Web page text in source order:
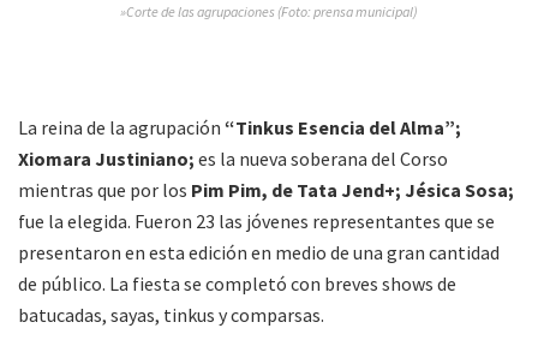
»Corte de las agrupaciones (Foto: prensa municipal)
La reina de la agrupación “Tinkus Esencia del Alma”;
Xiomara Justiniano; es la nueva soberana del Corso
mientras que por los Pim Pim, de Tata Jend+; Jésica Sosa;
fue la elegida. Fueron 23 las jóvenes representantes que se
presentaron en esta edición en medio de una gran cantidad
de público. La fiesta se completó con breves shows de
batucadas, sayas, tinkus y comparsas.